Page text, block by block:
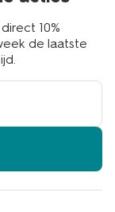
10%
de laatste